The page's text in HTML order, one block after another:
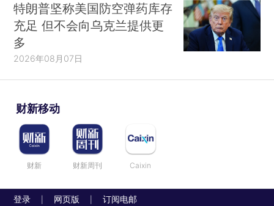
特朗普坚称美国防空弹药库存
充足 但不会向乌克兰提供更
多
2026年08月07日
财新移动
财新 财新周刊 Caixin
登录 网页版 订阅电邮